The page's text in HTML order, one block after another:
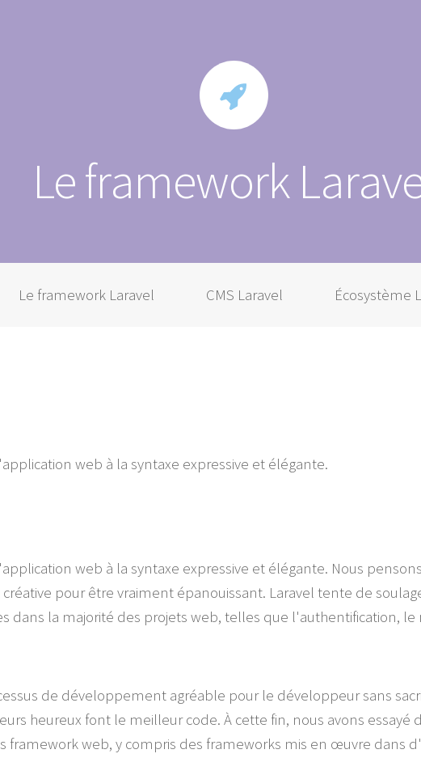
Le framework
Le framework Laravel CMS Laravel Écosystème
web à la syntaxe expressive et élégante.
web à la syntaxe expressive et élégante. Nous
pour être vraiment épanouissant. Laravel tente de
dans la majorité des projets web, telles que l'authentification, le
de développement agréable pour le développeur sans
heureux font le meilleur code. À cette fin, nous avons
framework web, y compris des frameworks mis en œuvre dans